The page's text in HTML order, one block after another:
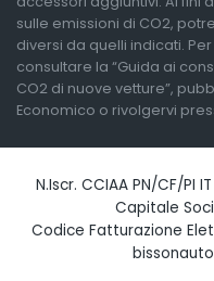
sulle emissioni di CO2,
diversi da quelli indicati.
consultare la “Guida ai
CO2 di nuove vetture”,
Economico o rivolgervi
N.Iscr. CCIAA PN/CF/PI
Capitale
Codice Fatturazione